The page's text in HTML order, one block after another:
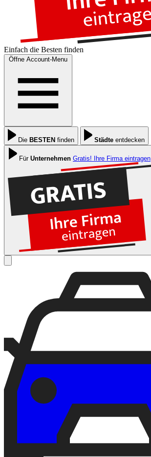
Einfach die Besten finden
Öffne Account-Menu
Die BESTEN finden Städte entdecken
Für Unternehmen Gratis! Ihre Firma eintragen